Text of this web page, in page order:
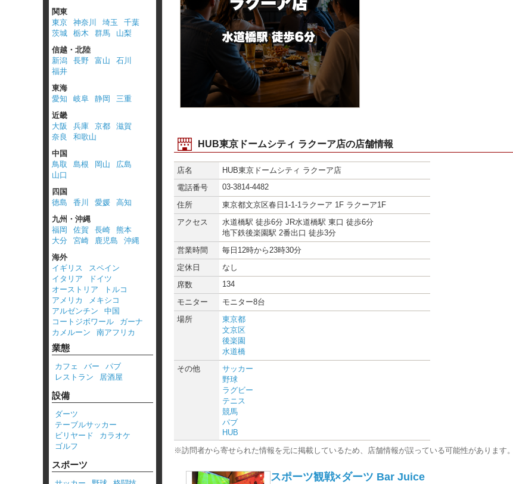
HUB東京ドームシティ ラクーア店の店舗情報
店名
HUB東京ドームシティ ラクーア店
電話番号
03-3814-4482
住所
東京都文京区春日1-1-1ラクーア 1F ラクーア1F
アクセス
水道橋駅 徒歩6分 JR水道橋駅 東口 徒歩6分
地下鉄後楽園駅 2番出口 徒歩3分
営業時間
毎日12時から23時30分
定休日
なし
席数
134
モニター
モニター8台
場所
東京都
文京区
後楽園
水道橋
その他
サッカー
野球
ラグビー
テニス
競馬
パブ
HUB
※訪問者から寄せられた情報を元に掲載しているため、店舗情報が誤っている可能性があります
スポーツ観戦×ダーツ Bar Juice
関東
東京
神奈川 埼玉
千葉
茨城
栃木 群馬
山梨
信越・北陸
新潟
長野 富山
石川
福井
東海
愛知
岐阜 静岡
三重
近畿
大阪
兵庫 京都
滋賀
奈良
和歌山
中国
鳥取
島根 岡山
広島
山口
四国
徳島
香川 愛媛
高知
九州・沖縄
福岡
佐賀 長崎
熊本
大分
宮崎 鹿児島
沖縄
海外
イギリス
スペイン
イタリア
ドイツ
オーストリア
トルコ
アメリカ
メキシコ
アルゼンチン
中国
コートジボワール
ガーナ
カメルーン
南アフリカ
業態
カフェ バー
パブ
レストラン
居酒屋
設備
ダーツ
テーブルサッカー
ビリヤード
カラオケ
ゴルフ
スポーツ